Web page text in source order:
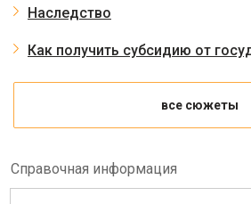
Наследство
Как получить субсидию от
все сюжеты
Справочная информация